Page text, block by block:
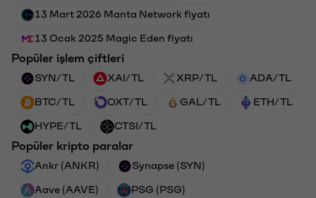
13 Mart 2026 Manta Network fiyatı
13 Ocak 2025 Magic Eden fiyatı
Popüler işlem çiftleri
SYN/TL XAI/TL XRP/TL ADA/TL
BTC/TL OXT/TL GAL/TL ETH/TL
HYPE/TL CTSI/TL
Popüler kripto paralar
Ankr (ANKR) Synapse (SYN)
Aave (AAVE) PSG (PSG)